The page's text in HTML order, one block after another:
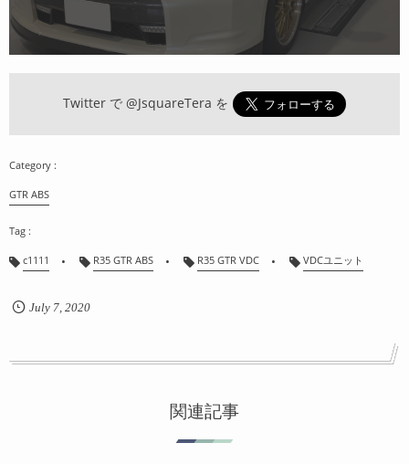
Twitter で @JsquareTera を
GTR ABS
c1111 R35 GTR ABS R35 GTR VDC VDCユニット
July 7, 2020
関連記事